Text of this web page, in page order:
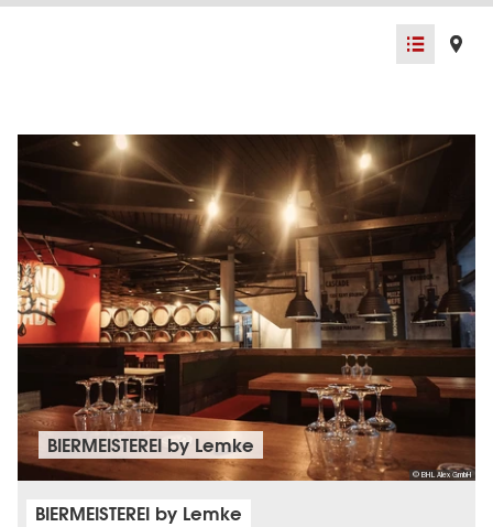
List
view
Map
view
© BHL Alex GmbH
BIERMEISTEREI by Lemke
BIERMEISTEREI by Lemke